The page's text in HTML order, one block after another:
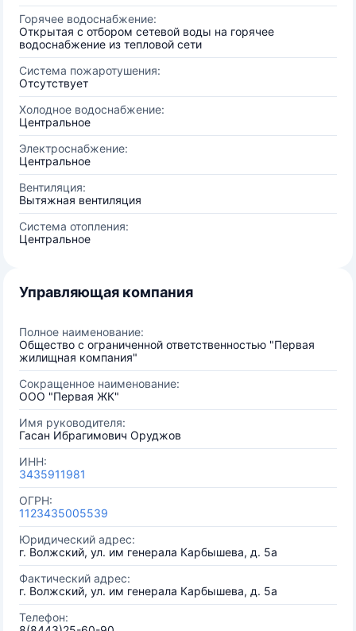
Горячее водоснабжение:
Открытая с отбором сетевой воды на горячее
водоснабжение из тепловой сети
Система пожаротушения:
Отсутствует
Холодное водоснабжение:
Центральное
Электроснабжение:
Центральное
Вентиляция:
Вытяжная вентиляция
Система отопления:
Центральное
Управляющая компания
Полное наименование:
Общество с ограниченной ответственностью "Первая
жилищная компания"
Сокращенное наименование:
ООО "Первая ЖК"
Имя руководителя:
Гасан Ибрагимович Оруджов
ИНН:
3435911981
ОГРН:
1123435005539
Юридический адрес:
г. Волжский, ул. им генерала Карбышева, д. 5а
Фактический адрес:
г. Волжский, ул. им генерала Карбышева, д. 5а
Телефон: